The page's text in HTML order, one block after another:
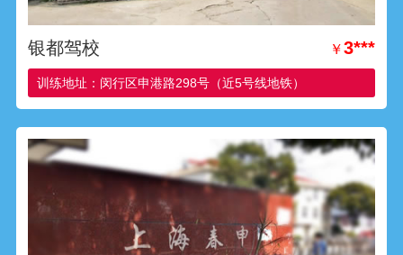
银都驾校 ￥3***
训练地址：闵行区申港路298号（近5号线地铁）